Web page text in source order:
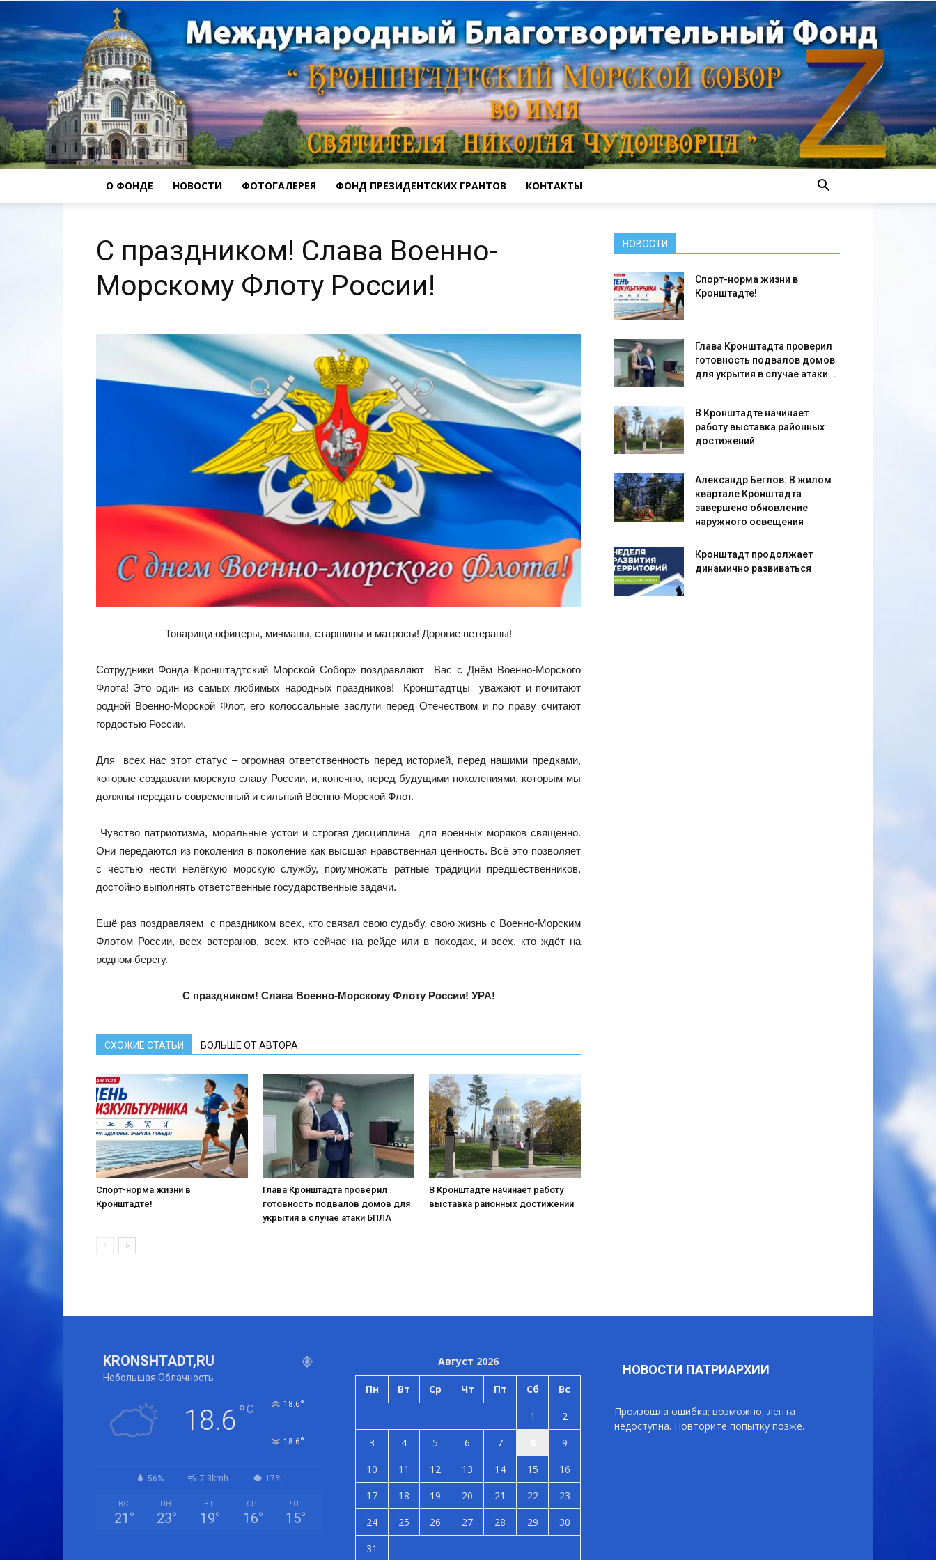
собор
О ФОНДЕ НОВОСТИ ФОТОГАЛЕРЕЯ ФОНД ПРЕЗИДЕНТСКИХ ГРАНТОВ КОНТАКТЫ
С праздником! Слава Военно-
Морскому Флоту России!
Товарищи офицеры, мичманы, старшины и матросы! Дорогие ветераны!
Сотрудники Фонда Кронштадтский Морской Собор» поздравляют Вас с Днём Военно-Морского
Флота! Это один из самых любимых народных праздников! Кронштадтцы уважают и почитают
родной Военно-Морской Флот, его колоссальные заслуги перед Отечеством и по праву считают
гордостью России.
Для всех нас этот статус – огромная ответственность перед историей, перед нашими предками,
которые создавали морскую славу России, и, конечно, перед будущими поколениями, которым мы
должны передать современный и сильный Военно-Морской Флот.
Чувство патриотизма, моральные устои и строгая дисциплина для военных моряков священно.
Они передаются из поколения в поколение как высшая нравственная ценность. Всё это позволяет
с честью нести нелёгкую морскую службу, приумножать ратные традиции предшественников,
достойно выполнять ответственные государственные задачи.
Ещё раз поздравляем с праздником всех, кто связал свою судьбу, свою жизнь с Военно-Морским
Флотом России, всех ветеранов, всех, кто сейчас на рейде или в походах, и всех, кто ждёт на
родном берегу.
С праздником! Слава Военно-Морскому Флоту России! УРА!
СХОЖИЕ СТАТЬИ БОЛЬШЕ ОТ АВТОРА
Спорт-норма жизни в
Кронштадте!
Глава Кронштадта проверил
готовность подвалов домов для
укрытия в случае атаки БПЛА
В Кронштадте начинает работу
выставка районных достижений
НОВОСТИ
Спорт-норма жизни в
Кронштадте!
Глава Кронштадта проверил
готовность подвалов домов
для укрытия в случае атаки...
В Кронштадте начинает
работу выставка районных
достижений
Александр Беглов: В жилом
квартале Кронштадта
завершено обновление
наружного освещения
Кронштадт продолжает
динамично развиваться
KRONSHTADT,RU
Небольшая Облачность
18.6°C 18.6°
18.6°
56% 7.3kmh 17%
ВС
21 °
ПН
23°
ВТ
19°
СР
16°
ЧТ
15°
Август 2026
Пн Вт Ср Чт Пт Сб Вс
1
2
3
4 5 6 7
9
10
11 12 13 14 15
16
17
18 19 20 21 22
23
24
25 26 27 28 29
30
31
НОВОСТИ ПАТРИАРХИИ
Произошла ошибка; возможно, лента
недоступна. Повторите попытку позже.